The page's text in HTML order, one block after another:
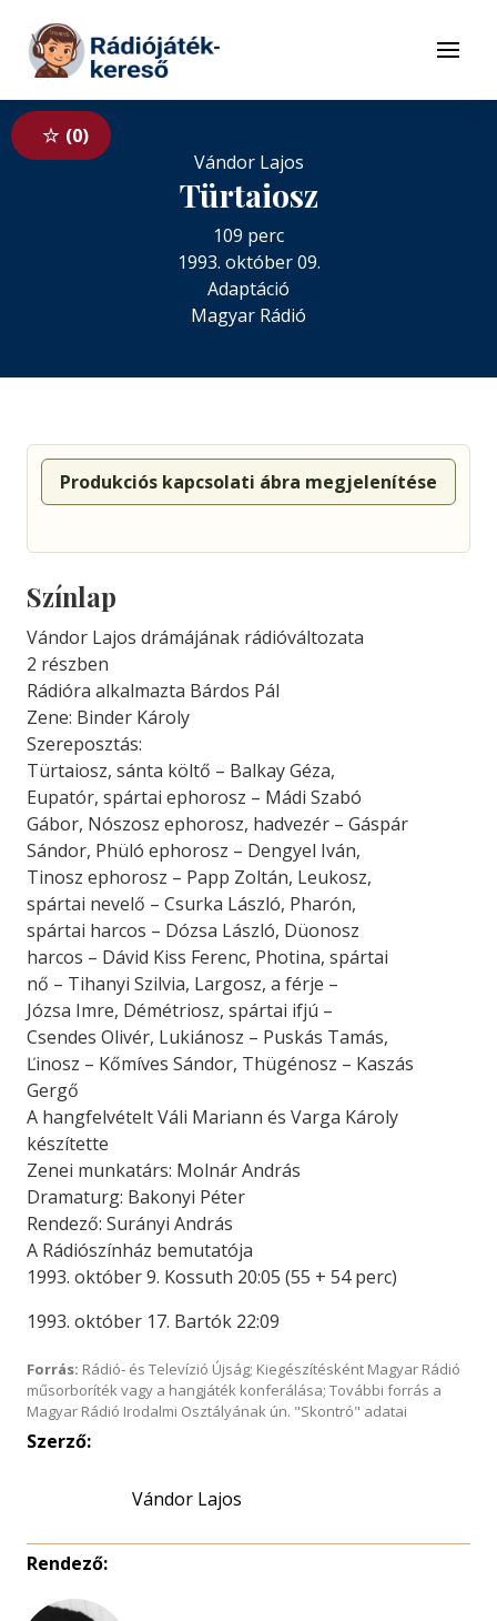
Tovább a tartalomhoz
Menü
0
Vándor Lajos
Türtaiosz
109 perc
1993. október 09.
Adaptáció
Magyar Rádió
Produkciós kapcsolati ábra megjelenítése
Színlap
Vándor Lajos drámájának rádióváltozata
2 részben
Rádióra alkalmazta Bárdos Pál
Zene: Binder Károly
Szereposztás:
Türtaiosz, sánta költő – Balkay Géza,
Eupatór, spártai ephorosz – Mádi Szabó
Gábor, Nószosz ephorosz, hadvezér – Gáspár
Sándor, Phüló ephorosz – Dengyel Iván,
Tinosz ephorosz – Papp Zoltán, Leukosz,
spártai nevelő – Csurka László, Pharón,
spártai harcos – Dózsa László, Düonosz
harcos – Dávid Kiss Ferenc, Photina, spártai
nő – Tihanyi Szilvia, Largosz, a férje –
Józsa Imre, Démétriosz, spártai ifjú –
Csendes Olivér, Lukiánosz – Puskás Tamás,
Ľinosz – Kőmíves Sándor, Thügénosz – Kaszás
Gergő
A hangfelvételt Váli Mariann és Varga Károly
készítette
Zenei munkatárs: Molnár András
Dramaturg: Bakonyi Péter
Rendező: Surányi András
A Rádiószínház bemutatója
1993. október 9. Kossuth 20:05 (55 + 54 perc)
1993. október 17. Bartók 22:09
Forrás: Rádió- és Televízió Újság; Kiegészítésként Magyar Rádió
műsorboríték vagy a hangjáték konferálása; További forrás a
Magyar Rádió Irodalmi Osztályának ún. "Skontró" adatai
Szerző:
Vándor Lajos
Rendező: